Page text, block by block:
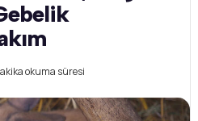
okuma süresi